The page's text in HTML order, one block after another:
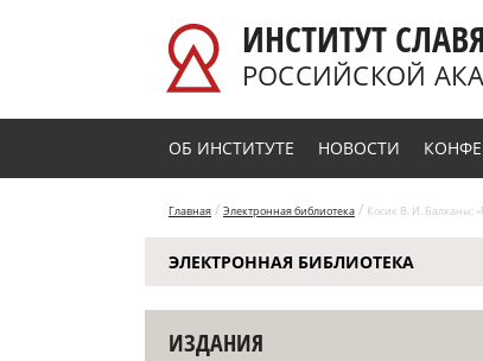
ИНСТИТУТ
РОССИЙСКОЙ
ОБ ИНСТИТУТЕ НОВОСТИ
Главная / Электронная библиотека / Косик В. И. Балканы:
ЭЛЕКТРОННАЯ БИБЛИОТЕКА
ИЗДАНИЯ